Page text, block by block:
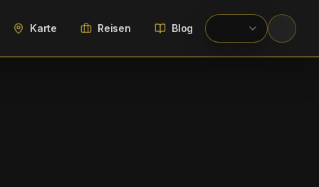
Karte Reisen Blog